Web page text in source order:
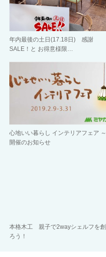
年内最後の土日(17.18日) 感謝
SALE！と お得意様限…
心地いい暮らし インテリアフェア ～
開催のお知らせ
本格木工 親子で2wayシェルフを創
ろう！